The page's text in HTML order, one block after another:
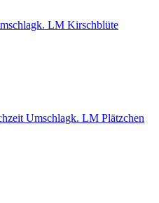
LM Kirschblüte
Umschlagk. LM Plätzchen